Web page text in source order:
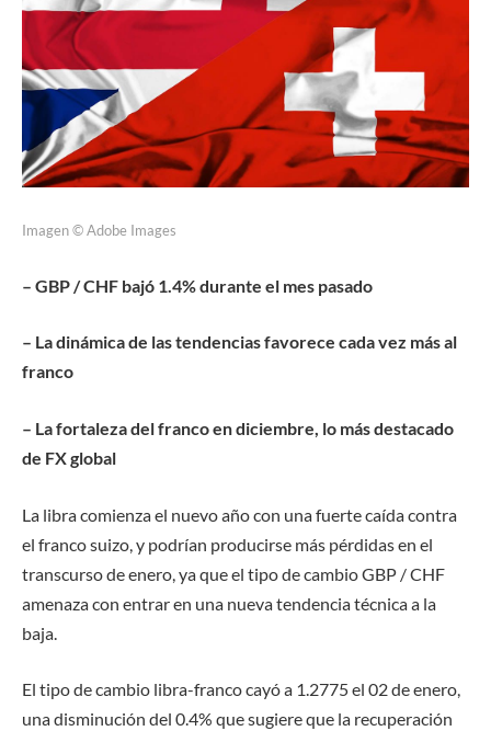
Imagen © Adobe Images
– GBP / CHF bajó 1.4% durante el mes pasado
– La dinámica de las tendencias favorece cada vez más al
franco
– La fortaleza del franco en diciembre, lo más destacado
de FX global
La libra comienza el nuevo año con una fuerte caída contra
el franco suizo, y podrían producirse más pérdidas en el
transcurso de enero, ya que el tipo de cambio GBP / CHF
amenaza con entrar en una nueva tendencia técnica a la
baja.
El tipo de cambio libra-franco cayó a 1.2775 el 02 de enero,
una disminución del 0.4% que sugiere que la recuperación